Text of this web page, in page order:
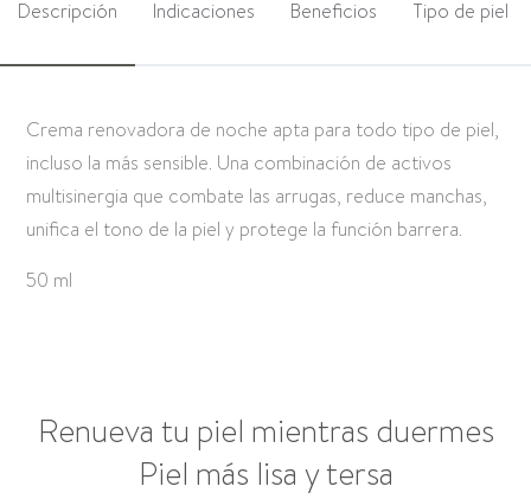
Descripción Indicaciones Beneficios Tipo de piel
Crema renovadora de noche apta para todo tipo de piel,
incluso la más sensible. Una combinación de activos
multisinergia que combate las arrugas, reduce manchas,
unifica el tono de la piel y protege la función barrera.
50 ml
Renueva tu piel mientras duermes
Piel más lisa y tersa